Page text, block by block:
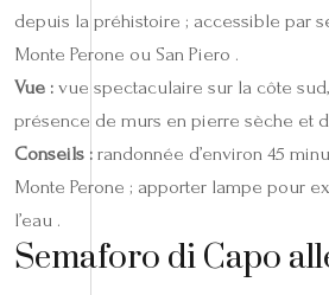
depuis la préhistoire ; accessible par
Monte Perone ou San Piero .
Vue : vue spectaculaire sur la côte
présence de murs en pierre sèche et
Conseils : randonnée d’environ 45
Monte Perone ; apporter lampe pour
l’eau .
Semaforo di Capo